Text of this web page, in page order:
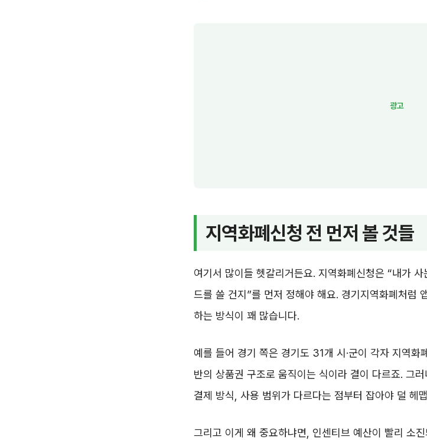
지역화폐신청 전 먼저 볼 것들
여기서 많이들 헷갈리거든요. 지역화폐신청은 “내가
드를 쓸 건지”를 먼저 정해야 해요. 경기지역화폐처럼
하는 방식이 꽤 많습니다.
예를 들어 경기 쪽은 경기도 31개 시·군이 각자 지역화
반의 상품권 구조로 움직이는 식이라 결이 다르죠. 그
결제 방식, 사용 범위가 다르다는 점부터 잡아야 덜 헤
그리고 이게 왜 중요하냐면, 인센티브 예산이 빨리 소